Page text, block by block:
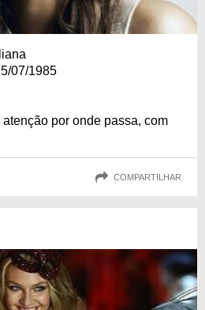
07/1985
por onde passa, com
COMPARTILHAR